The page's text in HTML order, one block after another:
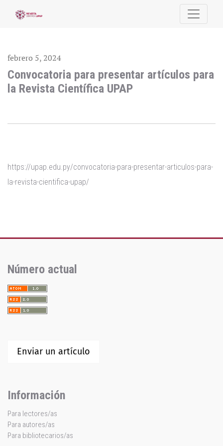
Convocatoria para presentar artículos para la Revista
febrero 5, 2024
Convocatoria para presentar artículos para
la Revista Científica UPAP
https://upap.edu.py/convocatoria-para-presentar-articulos-para-
la-revista-cientifica-upap/
Número actual
Enviar un artículo
Información
Para lectores/as
Para autores/as
Para bibliotecarios/as